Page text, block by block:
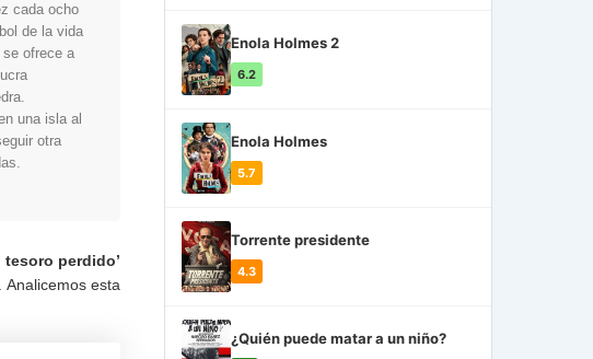
cada ocho
de la vida
ofrece a
una isla al
otra
tesoro perdido’
esta
Enola Holmes 2
6.2
Enola Holmes
5.7
Torrente presidente
4.3
¿Quién puede matar a un niño?